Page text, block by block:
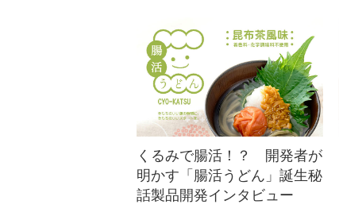
くるみで腸活！？ 開発者が
明かす「腸活うどん」誕生秘
話製品開発インタビュー